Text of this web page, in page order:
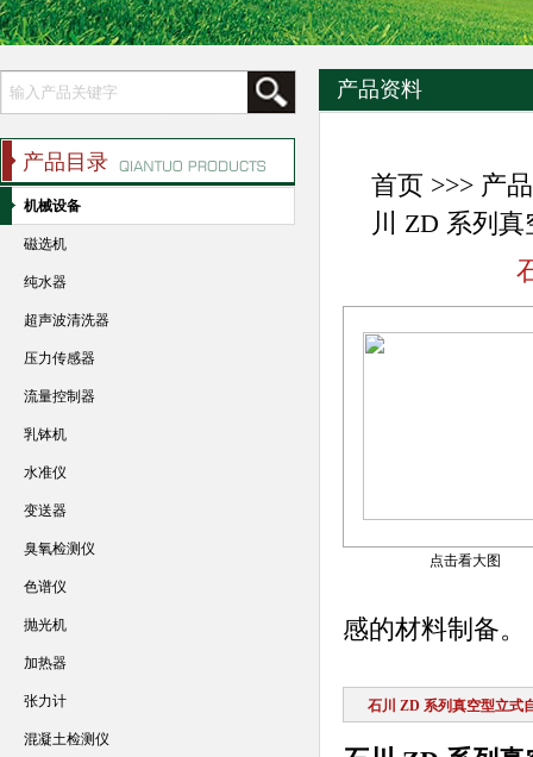
产品资料
首页 >>> 产
川 ZD 系列
点击看大图
感的材料制备。
石川 ZD 系列真空型立式
产品目录
机械设备
磁选机
纯水器
超声波清洗器
压力传感器
流量控制器
乳钵机
水准仪
变送器
臭氧检测仪
色谱仪
抛光机
加热器
张力计
混凝土检测仪